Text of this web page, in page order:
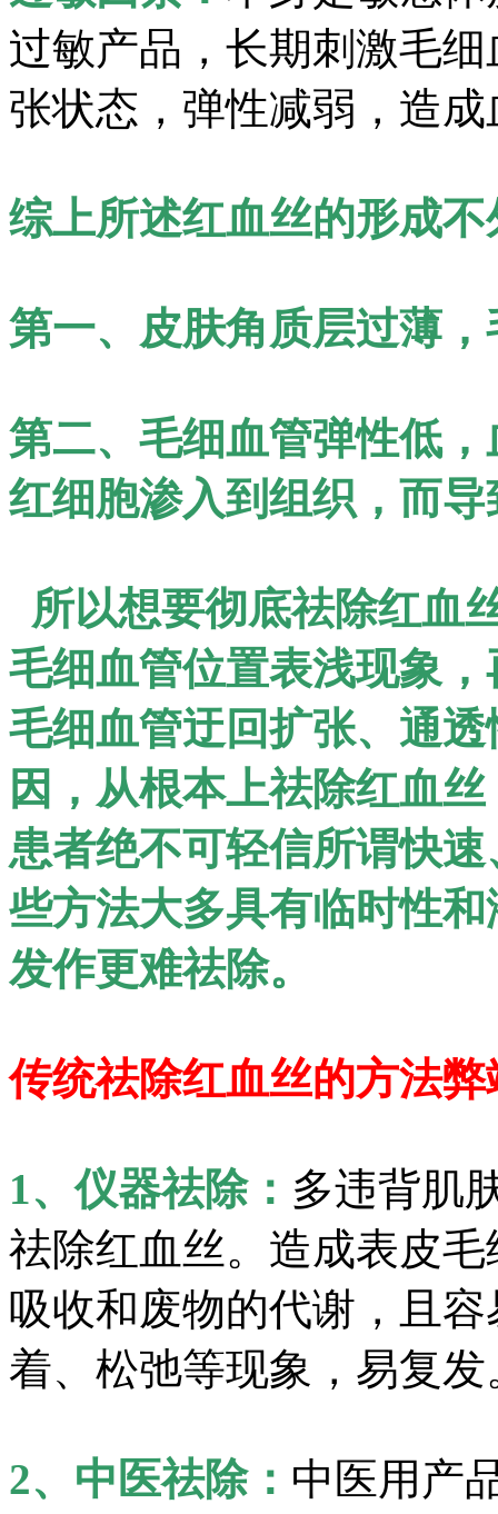
过敏产品，长期刺激毛
张状态，弹性减弱，造
综上所述红血丝的形成
第一、皮肤角质层过薄
第二、毛细血管弹性低
红细胞渗入到组织，而
所以想要彻底祛除红血
毛细血管位置表浅现象
毛细血管迂回扩张、通
因，从根本上祛除红血
患者绝不可轻信所谓快
些方法大多具有临时性
发作更难祛除。
传统祛除红血丝的方法弊
1、仪器祛除： 多违背肌
祛除红血丝。造成表皮
吸收和废物的代谢，且
着、松弛等现象，易复发
2、中医祛除： 中医用产